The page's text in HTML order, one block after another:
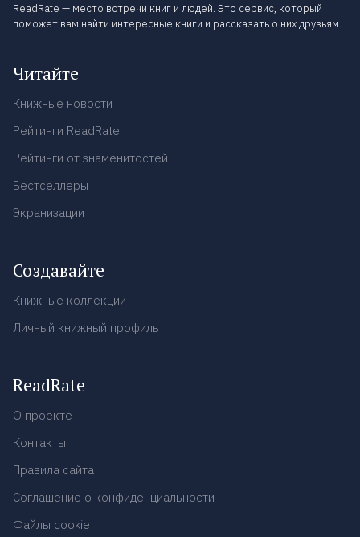
ReadRate — место встречи книг и людей. Это сервис, который
поможет вам найти интересные книги и рассказать о них друзьям.
Читайте
Книжные новости
Рейтинги ReadRate
Рейтинги от знаменитостей
Бестселлеры
Экранизации
Создавайте
Книжные коллекции
Личный книжный профиль
ReadRate
О проекте
Контакты
Правила сайта
Соглашение о конфиденциальности
Файлы cookie